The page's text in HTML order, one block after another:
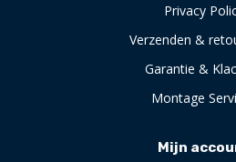
Privacy
Verzenden &
Garantie &
Montage
Mijn